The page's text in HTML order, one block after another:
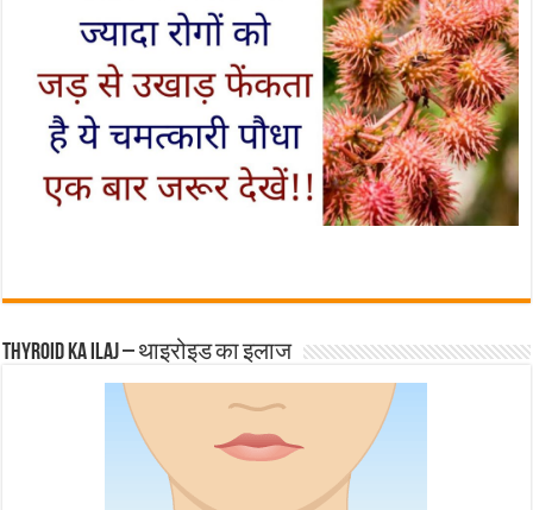
Thyroid ka ilaj – थाइरोइड का इलाज